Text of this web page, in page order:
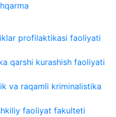
profilaktikasi faoliyati
qarshi kurashish faoliyati
va raqamli kriminalistika
faoliyat fakulteti